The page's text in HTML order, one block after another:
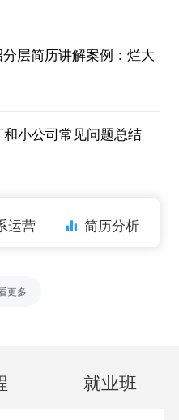
层简历讲解案例：烂大
小公司常见问题总结
厂和小公司分层考点大
互联网商用项目，而且
投递时间总结，包含98
运营 简历分析
更多
就业班